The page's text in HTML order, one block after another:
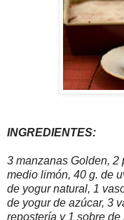
INGREDIENTES:
3 manzanas Golden, 2
medio limón, 40 g. de
de yogur natural, 1
de yogur de azúcar, 3
repostería y 1 sobre